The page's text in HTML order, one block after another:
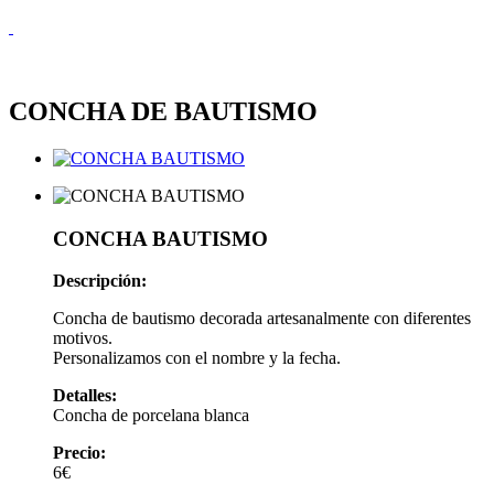
CONCHA DE BAUTISMO
CONCHA BAUTISMO
Descripción:
Concha de bautismo decorada artesanalmente con diferentes
motivos.
Personalizamos con el nombre y la fecha.
Detalles:
Concha de porcelana blanca
Precio:
6€